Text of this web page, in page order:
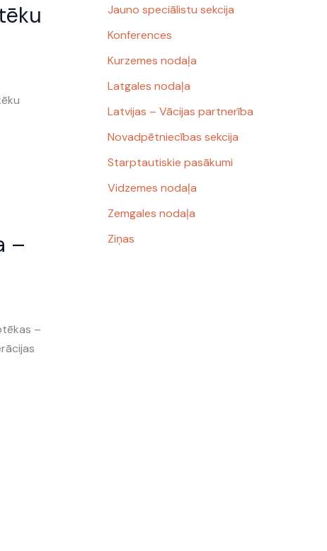
–
–
Jauno speciālistu sekcija
Konferences
Kurzemes nodaļa
Latgales nodaļa
Latvijas – Vācijas partnerība
Novadpētniecības sekcija
Starptautiskie pasākumi
Vidzemes nodaļa
Zemgales nodaļa
Ziņas